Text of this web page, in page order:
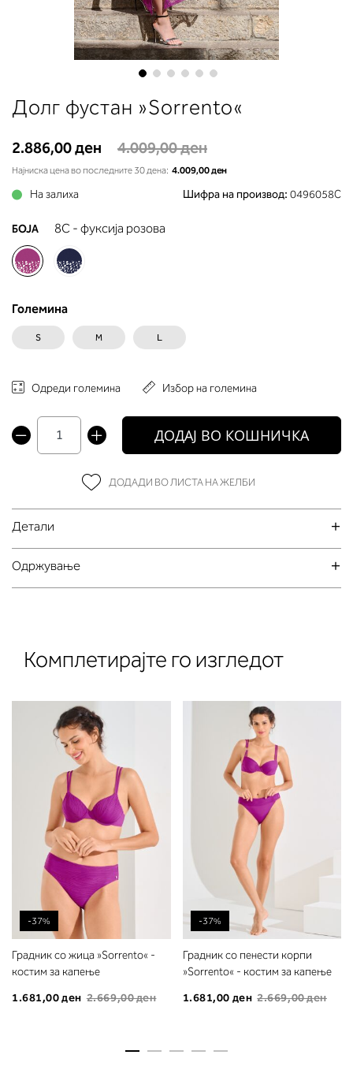
to
beginning
the
images
Долг фустан »Sorrento«
2.886,00 ден 4.009,00 ден
Најниска цена во последните 30 дена: 4.009,00 ден
На залиха Шифра на производ: 0496058C
БОЈА 8C - фуксија розова
Големина
S M L
Одреди големина Избор на големина
ДОДАЈ ВО КОШНИЧКА
ДОДАДИ ВО ЛИСТА НА ЖЕЛБИ
Детали
Oдржување
Комплетирајте го изгледот
-37%
Градник со жица »Sorrento« -
костим за капење
1.681,00 ден 2.669,00 ден
-37%
Градник со пенести корпи
»Sorrento« - костим за капење
1.681,00 ден 2.669,00 ден
до вдлабнатината помеѓу
Во делот 2 ќе прочитате која
длабочина на корпата одговара
вашето мерење (А, Б...) -
во колоната што сте ја